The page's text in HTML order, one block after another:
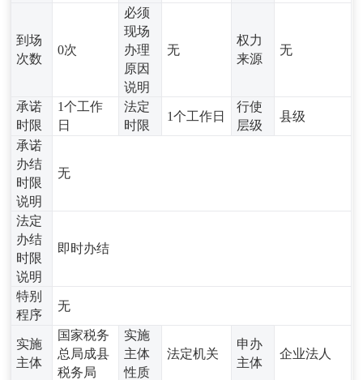
到场
次数
0次
必须
现场
办理
原因
说明
无
权力
来源
无
承诺
时限
1个工作
日
法定
时限
1个工作日
行使
层级
县级
承诺
办结
时限
说明
无
法定
办结
时限
说明
即时办结
特别
程序
无
实施
主体
国家税务
总局成县
税务局
实施
主体
性质
法定机关
申办
主体
企业法人